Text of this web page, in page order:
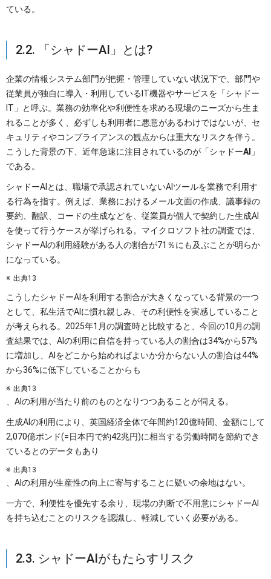
ている。
2.2. 「シャドーAI」とは?
企業の情報システム部門が把握・管理していない状況下で、部門や
従業員が独自に導入・利用しているIT機器やサービスを「シャドー
IT」と呼ぶ。業務の効率化や利便性を求める現場のニーズから生ま
れることが多く、必ずしも利用者に悪意があるわけではないが、セ
キュリティやコンプライアンスの観点からは重大なリスクを伴う。
こうした背景の下、近年急速に注目されているのが「シャドーAI 」
である。
シャドーAIとは、職場で承認されていないAIツールを業務で利用す
る行為を指す。例えば、業務におけるメール文面の作成、議事録の
要約、翻訳、コードの生成などを、従業員が個人で契約した生成AI
を使って行うケースが挙げられる。マイクロソフト社の調査では、
シャドーAIの利用経験がある人の割合が71％にも及ぶことが明らか
になっている。
出典13
こうしたシャドーAIを利用する割合が大きくなっている背景の一つ
として、私生活でAIに慣れ親しみ、その利便性を実感していること
が考えられる。2025年1月の調査時と比較すると、今回の10月の調
査結果では、AIの利用に自信を持っている人の割合は34%から57%
に増加し、AIをどこから始めればよいか分からない人の割合は44%
から36%に低下していることからも
出典13
、AIの利用が当たり前のものとなりつつあることが伺える。
生成AIの利用により、英国経済全体で年間約120億時間、金額にして
2,070億ポンド(=日本円で約42兆円)に相当する労働時間を節約でき
ているとのデータもあり
出典13
、AIの利用が生産性の向上に寄与することに疑いの余地はない。
一方で、利便性を優先する余り、現場の判断で不用意にシャドーAI
を持ち込むことのリスクを認識し、軽減していく必要がある。
2.3. シャドーAIがもたらすリスク